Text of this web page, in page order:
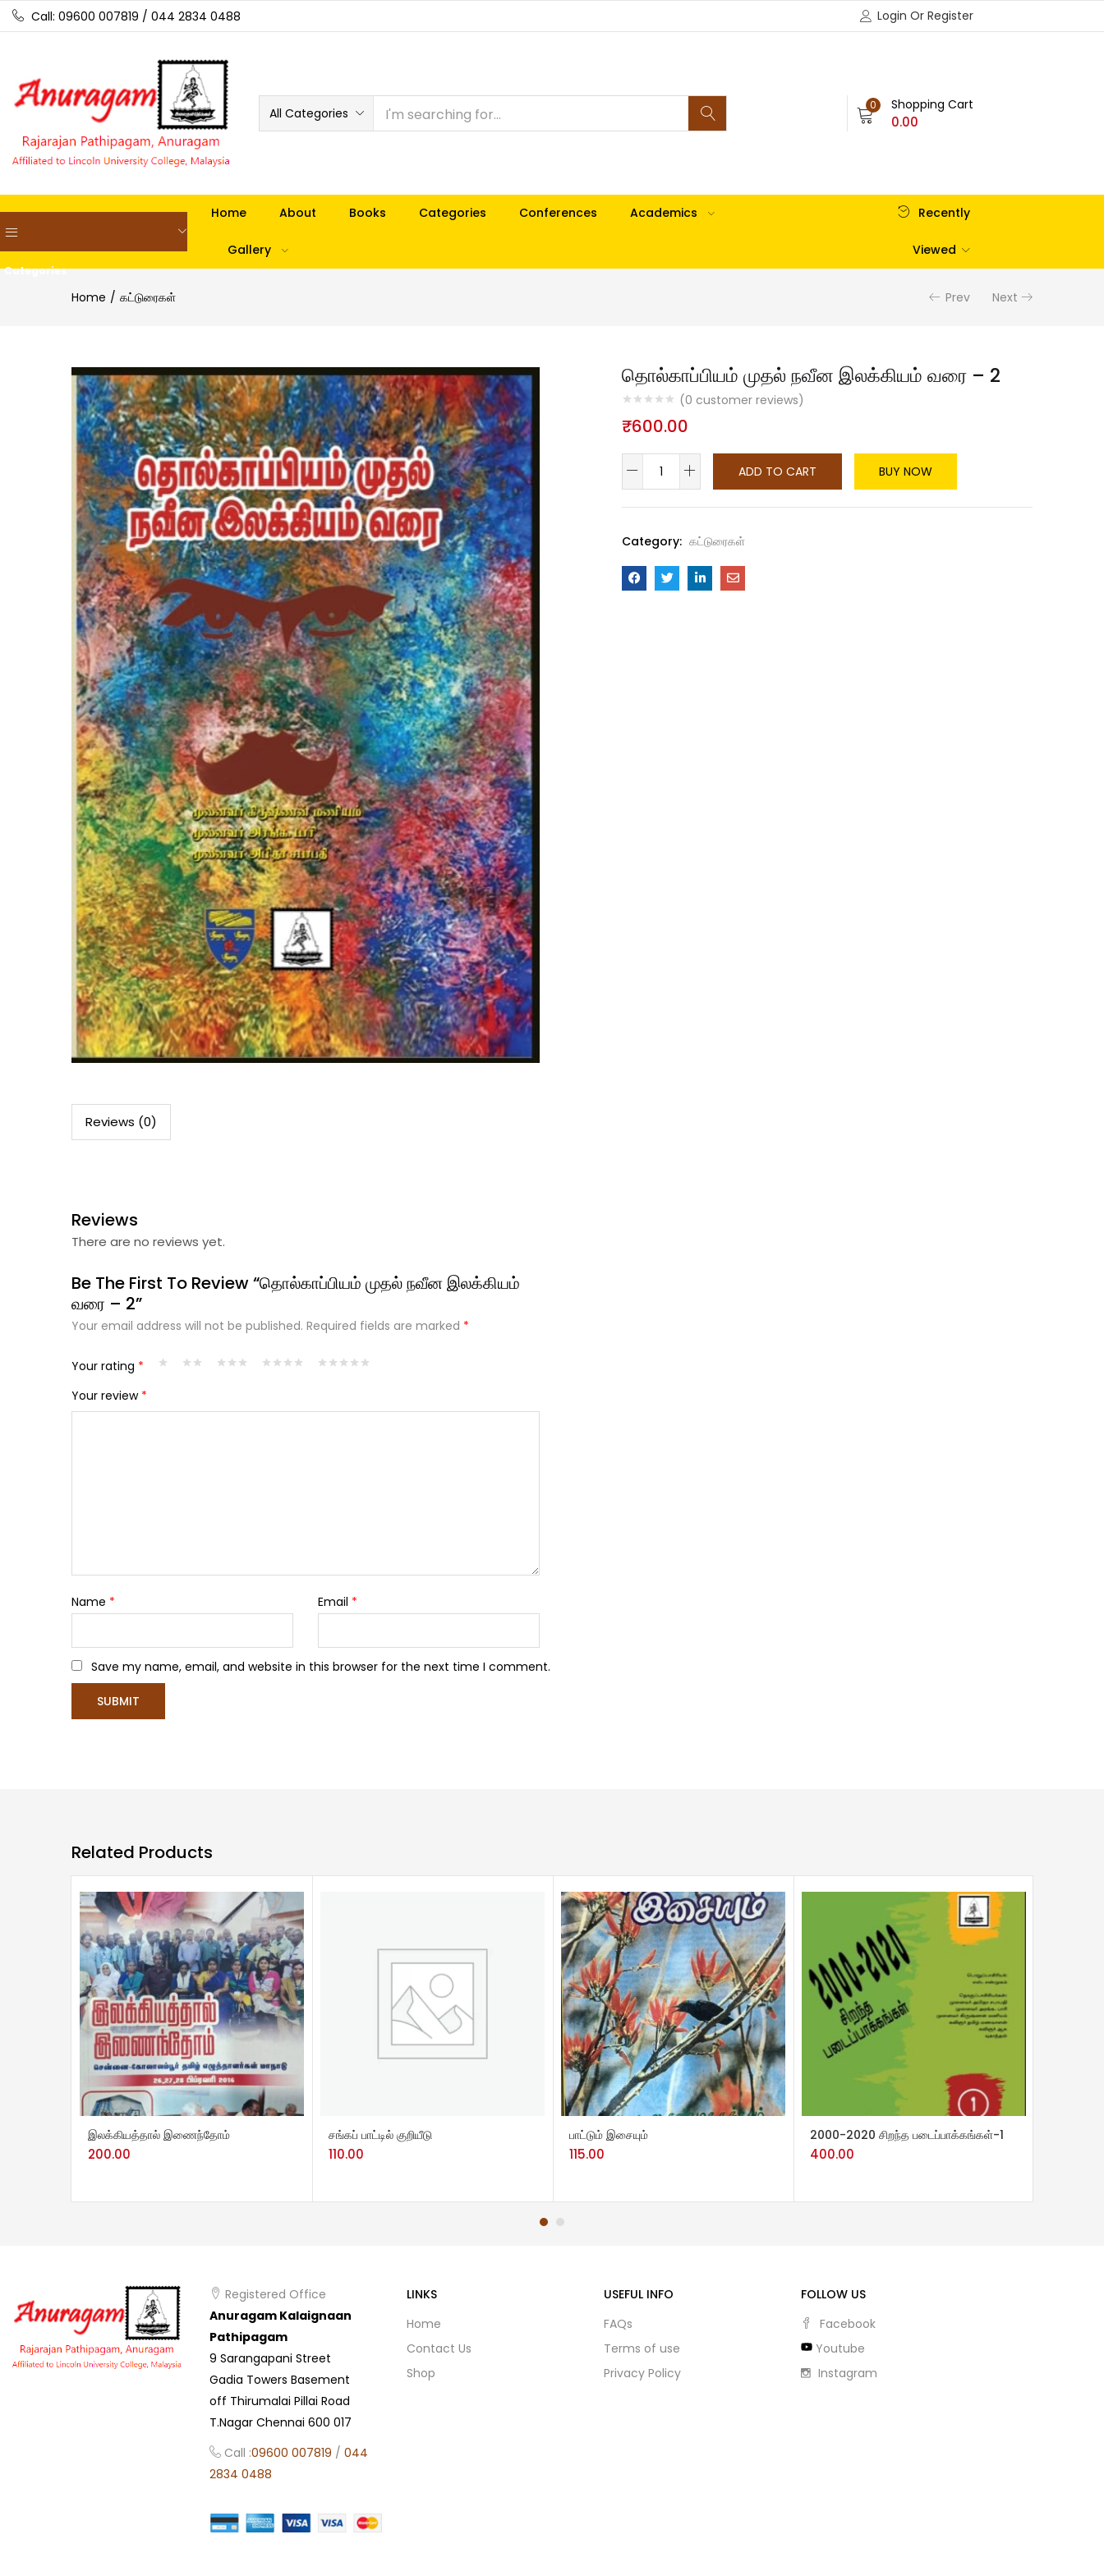
Call: 09600 007819 / 044 2834 0488 Login Or Register
All Categories
0 Shopping Cart
0.00
Categories
Home About Books Categories Conferences Academics
Gallery
Recently
Viewed
Home கட்டுரைகள் Prev Next
தொல்காப்பியம் முதல் நவீன இலக்கியம் வரை – 2
(0 customer reviews)
₹600.00
ADD TO CART BUY NOW
Category: கட்டுரைகள்
Reviews (0)
Reviews
There are no reviews yet.
Be The First To Review “தொல்காப்பியம் முதல் நவீன இலக்கியம்
வரை – 2”
Your email address will not be published. Required fields are marked *
Your rating *
Your review *
Name * Email *
Save my name, email, and website in this browser for the next time I comment.
Related Products
ADD TO CART
இலக்கியத்தால் இணைந்தோம்
200.00
சங்கப் பாட்டில் குறியீடு
110.00
ADD TO CART
பாட்டும் இசையும்
115.00
ADD TO CART
2000-2020 சிறந்த படைப்பாக்கங்கள்-1
400.00
Registered Office
Anuragam Kalaignaan
Pathipagam
9 Sarangapani Street
Gadia Towers Basement
off Thirumalai Pillai Road
T.Nagar Chennai 600 017
Call :09600 007819 / 044
2834 0488
LINKS
Home
Contact Us
Shop
USEFUL INFO
FAQs
Terms of use
Privacy Policy
FOLLOW US
Facebook
Youtube
Instagram